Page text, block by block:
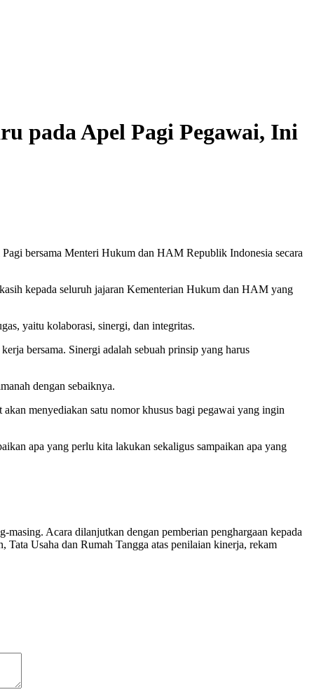
pada Apel Pagi Pegawai, Ini
bersama Menteri Hukum dan HAM Republik Indonesia secara
kepada seluruh jajaran Kementerian Hukum dan HAM yang
yaitu kolaborasi, sinergi, dan integritas.
bersama. Sinergi adalah sebuah prinsip yang harus
dengan sebaiknya.
menyediakan satu nomor khusus bagi pegawai yang ingin
apa yang perlu kita lakukan sekaligus sampaikan apa yang
Acara dilanjutkan dengan pemberian penghargaan kepada
Usaha dan Rumah Tangga atas penilaian kinerja, rekam